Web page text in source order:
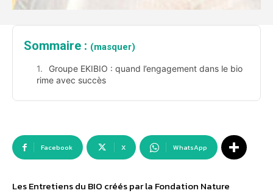
Sommaire : (masquer)
Groupe EKIBIO : quand l’engagement dans le bio
rime avec succès
Facebook X WhatsApp
Les Entretiens du BIO créés par la Fondation Nature